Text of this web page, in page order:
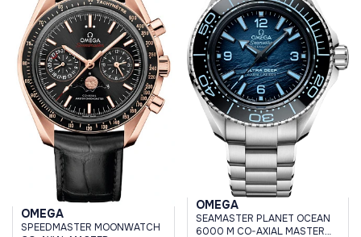
OMEGA
SPEEDMASTER MOONWATCH
OMEGA
SEAMASTER PLANET OCEAN
6000 M CO-AXIAL MASTER